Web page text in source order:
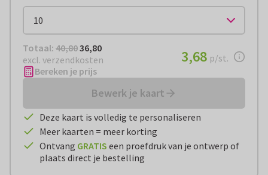
Totaal: € 36,80
Totaal: 40,8036,80
excl. verzendkosten
€ 3,68per stuk
3,68 p/st.
Bereken je prijs
Bewerk je kaart
Deze kaart is volledig te personaliseren
Meer kaarten = meer korting
Ontvang GRATIS een proefdruk van je ontwerp of
plaats direct je bestelling